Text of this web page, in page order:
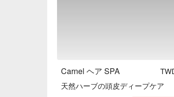
Carnel ヘア SPA
天然ハーブの頭皮ディープケア